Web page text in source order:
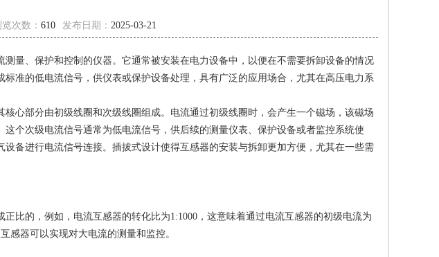
次数： 610 发布日期： 2025-03-21
、保护和控制的仪器。它通常被安装在电力设备中，以便在不需要拆卸设备的情况
准的低电流信号，供仪表或保护设备处理，具有广泛的应用场合，尤其在高压电力系
部分由初级线圈和次级线圈组成。电流通过初级线圈时，会产生一个磁场，该磁场
个次级电流信号通常为低电流信号，供后续的测量仪表、保护设备或者监控系统使
备进行电流信号连接。插拔式设计使得互感器的安装与拆卸更加方便，尤其在一些需
的，例如，电流互感器的转化比为1:1000，这意味着通过电流互感器的初级电流为
感器可以实现对大电流的测量和监控。